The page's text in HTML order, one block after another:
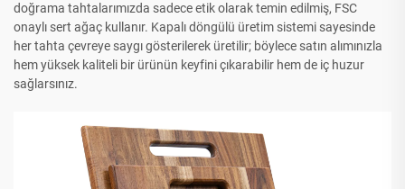
doğrama tahtalarımızda sadece etik olarak temin edilmiş, FSC
onaylı sert ağaç kullanır. Kapalı döngülü üretim sistemi sayesinde
her tahta çevreye saygı gösterilerek üretilir; böylece satın alımınızla
hem yüksek kaliteli bir ürünün keyfini çıkarabilir hem de iç huzur
sağlarsınız.